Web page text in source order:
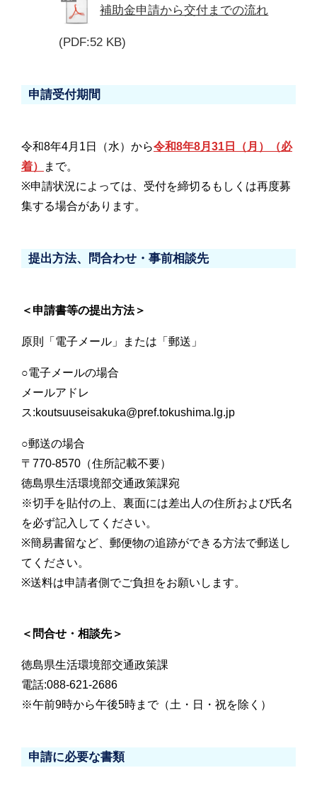
補助金申請から交付までの流れ
(PDF:52 KB)
申請受付期間
令和8年4月1日（水）から令和8年8月31日（月）（必
着）
まで。
※申請状況によっては、受付を締切るもしくは再度募
集する場合があります。
提出方法、問合わせ・事前相談先
＜申請書等の提出方法＞
原則「電子メール」または「郵送」
○電子メールの場合
メールアドレ
ス:koutsuuseisakuka@pref.tokushima.lg.jp
○郵送の場合
〒770-8570（住所記載不要）
徳島県生活環境部交通政策課宛
※切手を貼付の上、裏面には差出人の住所および氏名
を必ず記入してください。
※簡易書留など、郵便物の追跡ができる方法で郵送し
てください。
※送料は申請者側でご負担をお願いします。
＜問合せ・相談先＞
徳島県生活環境部交通政策課
電話:088-621-2686
※午前9時から午後5時まで（土・日・祝を除く）
申請に必要な書類